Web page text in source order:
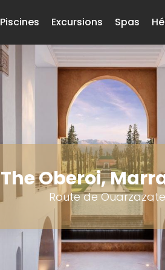
Piscines Excursions Spas
The Oberoi,
Route de Ouarzazate